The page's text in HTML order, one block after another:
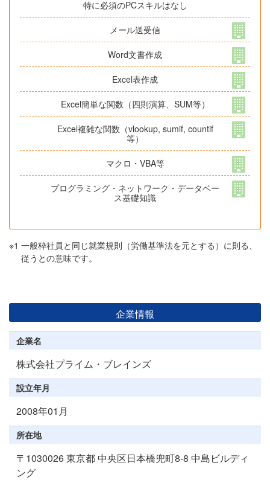
特に必須のPCスキルはなし
メール送受信
Word文書作成
Excel表作成
Excel簡単な関数（四則演算、SUM等）
Excel複雑な関数（vlookup, sumif, countif
等）
マクロ・VBA等
プログラミング・ネットワーク・データベー
ス基礎知識
※1 一般枠社員と同じ就業規則（労働基準法を元とする）に則る、
従うとの意味です。
企業情報
企業名
株式会社プライム・ブレインズ
設立年月
2008年01月
所在地
〒1030026 東京都 中央区日本橋兜町8-8 中島ビルディ
ング